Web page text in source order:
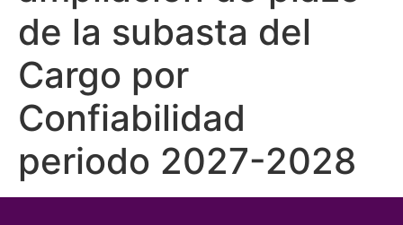
de la subasta del
Cargo por
Confiabilidad
periodo 2027-2028